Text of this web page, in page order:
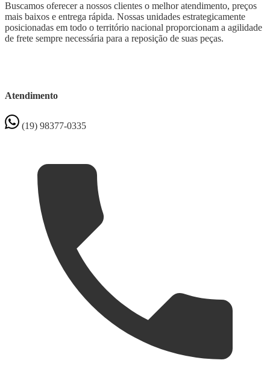
Buscamos oferecer a nossos clientes o melhor atendimento, preços
mais baixos e entrega rápida. Nossas unidades estrategicamente
posicionadas em todo o território nacional proporcionam a agilidade
de frete sempre necessária para a reposição de suas peças.
Atendimento
(19) 98377-0335